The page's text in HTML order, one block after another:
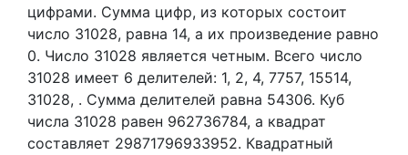
цифрами. Сумма цифр, из которых состоит
число 31028, равна 14, а их произведение равно
0. Число 31028 является четным. Всего число
31028 имеет 6 делителей: 1, 2, 4, 7757, 15514,
31028, . Сумма делителей равна 54306. Куб
числа 31028 равен 962736784, а квадрат
составляет 29871796933952. Квадратный